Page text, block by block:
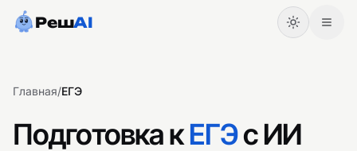
РешAI
Главная/ЕГЭ
Подготовка кЕГЭс ИИ